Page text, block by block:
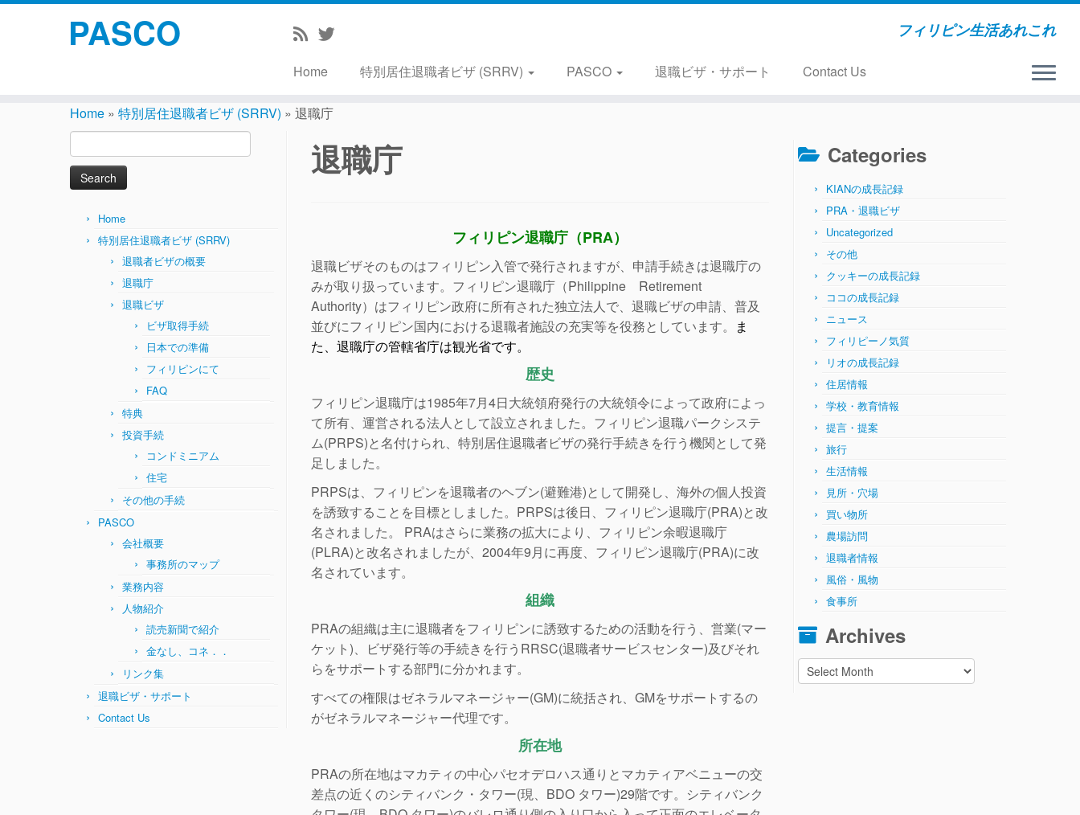
PASCO フィリピン生活あれこれ
Home 特別居住退職者ビザ (SRRV) PASCO 退職ビザ・サポート Contact Us
Home » 特別居住退職者ビザ (SRRV) » 退職庁
for:
Home
特別居住退職者ビザ (SRRV)
退職者ビザの概要
退職庁
退職ビザ
ビザ取得手続
日本での準備
フィリピンにて
FAQ
特典
投資手続
コンドミニアム
住宅
その他の手続
PASCO
会社概要
事務所のマップ
業務内容
人物紹介
読売新聞で紹介
金なし、コネ．．
リンク集
退職ビザ・サポート
Contact Us
退職庁
フィリピン退職庁（PRA）
退職ビザそのものはフィリピン入管で発行されますが、申請手続きは退職庁の
みが取り扱っています。フィリピン退職庁（Philippine Retirement
Authority）はフィリピン政府に所有された独立法人で、退職ビザの申請、普及
並びにフィリピン国内における退職者施設の充実等を役務としています。
ま
た、退職庁の管轄省庁は観光省です。
歴史
フィリピン退職庁は1985年7月4日大統領府発行の大統領令によって政府によっ
て所有、運営される法人として設立されました。フィリピン退職パークシステ
ム(PRPS)と名付けられ、特別居住退職者ビザの発行手続きを行う機関として発
足しました。
PRPSは、フィリピンを退職者のヘブン(避難港)として開発し、海外の個人投資
を誘致することを目標としました。PRPSは後日、フィリピン退職庁(PRA)と改
名されました。 PRAはさらに業務の拡大により、フィリピン余暇退職庁
(PLRA)と改名されましたが、2004年9月に再度、フィリピン退職庁(PRA)に改
名されています。
組織
PRAの組織は主に退職者をフィリピンに誘致するための活動を行う、営業(マー
ケット)、ビザ発行等の手続きを行うRRSC(退職者サービスセンター)及びそれ
らをサポートする部門に分かれます。
すべての権限はゼネラルマネージャー(GM)に統括され、GMをサポートするの
がゼネラルマネージャー代理です。
所在地
PRAの所在地はマカティの中心パセオデロハス通りとマカティアベニューの交
差点の近くのシティバンク・タワー(現、BDO タワー)29階です。シティバンク
Categories
KIANの成長記録
PRA・退職ビザ
Uncategorized
その他
クッキーの成長記録
ココの成長記録
ニュース
フィリピーノ気質
リオの成長記録
住居情報
学校・教育情報
提言・提案
旅行
生活情報
見所・穴場
買い物所
農場訪問
退職者情報
風俗・風物
食事所
Archives
Archives